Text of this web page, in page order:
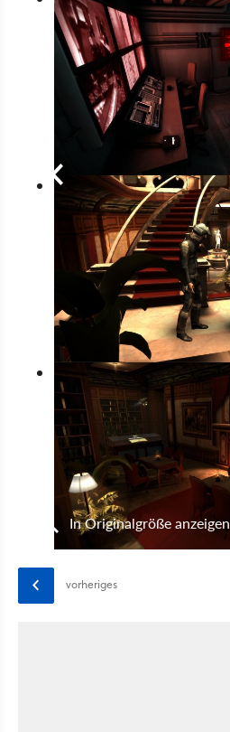
In Originalgröße anzeigen
vorheriges